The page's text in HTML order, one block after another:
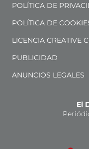
POLÍTICA DE
POLÍTICA DE
LICENCIA CREATIVE
PUBLICIDAD
ANUNCIOS LEGALES
El